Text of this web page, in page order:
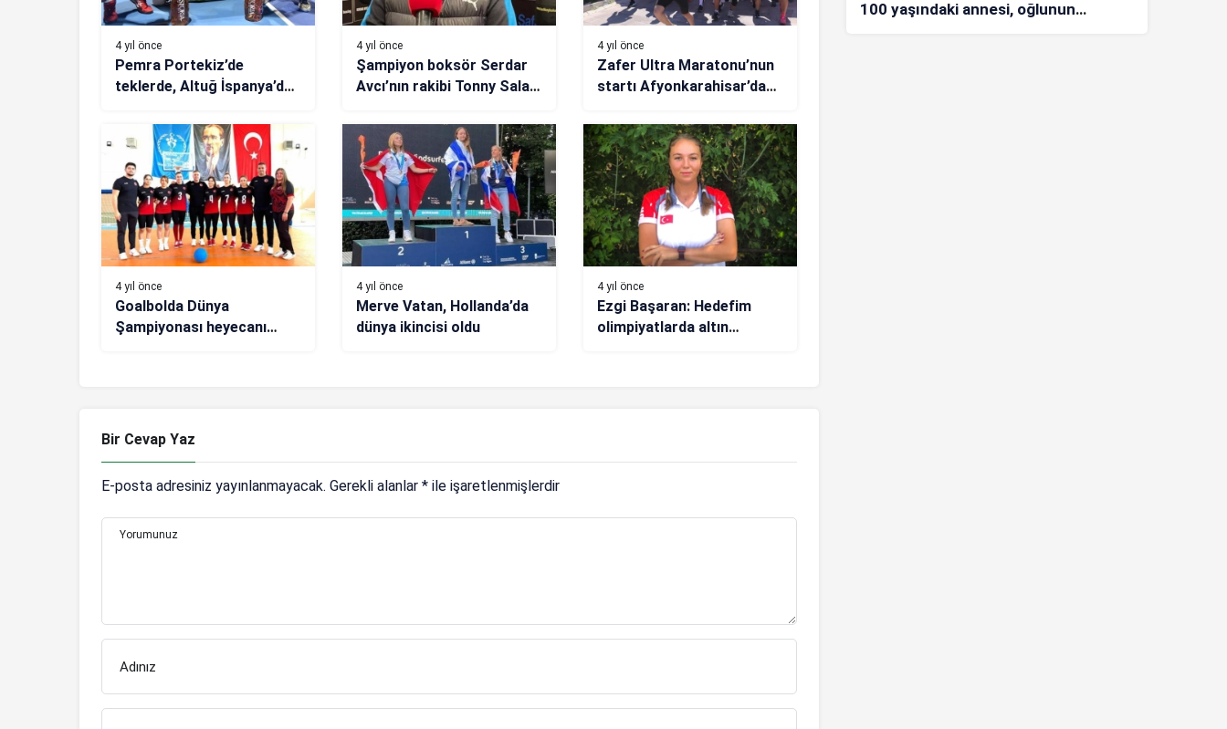
4 yıl önce
Pemra Portekiz’de
teklerde, Altuğ İspanya’da
4 yıl önce
Şampiyon boksör Serdar
Avcı’nın rakibi Tonny Salam
4 yıl önce
Zafer Ultra Maratonu’nun
startı Afyonkarahisar’dan
4 yıl önce
Goalbolda Dünya
Şampiyonası heyecanı
4 yıl önce
Merve Vatan, Hollanda’da
dünya ikincisi oldu
4 yıl önce
Ezgi Başaran: Hedefim
olimpiyatlarda altın
Bir Cevap Yaz
E-posta adresiniz yayınlanmayacak. Gerekli alanlar * ile işaretlenmişlerdir
Yorumunuz
Adınız
100 yaşındaki annesi, oğlunun